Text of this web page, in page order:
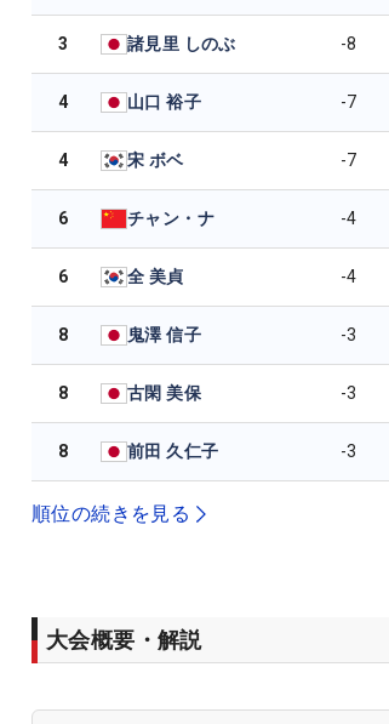
3 諸見里 しのぶ -8
4 山口 裕子 -7
4 宋 ボベ -7
6 チャン・ナ -4
6 全 美貞 -4
8 鬼澤 信子 -3
8 古閑 美保 -3
8 前田 久仁子 -3
順位の続きを見る
大会概要・解説